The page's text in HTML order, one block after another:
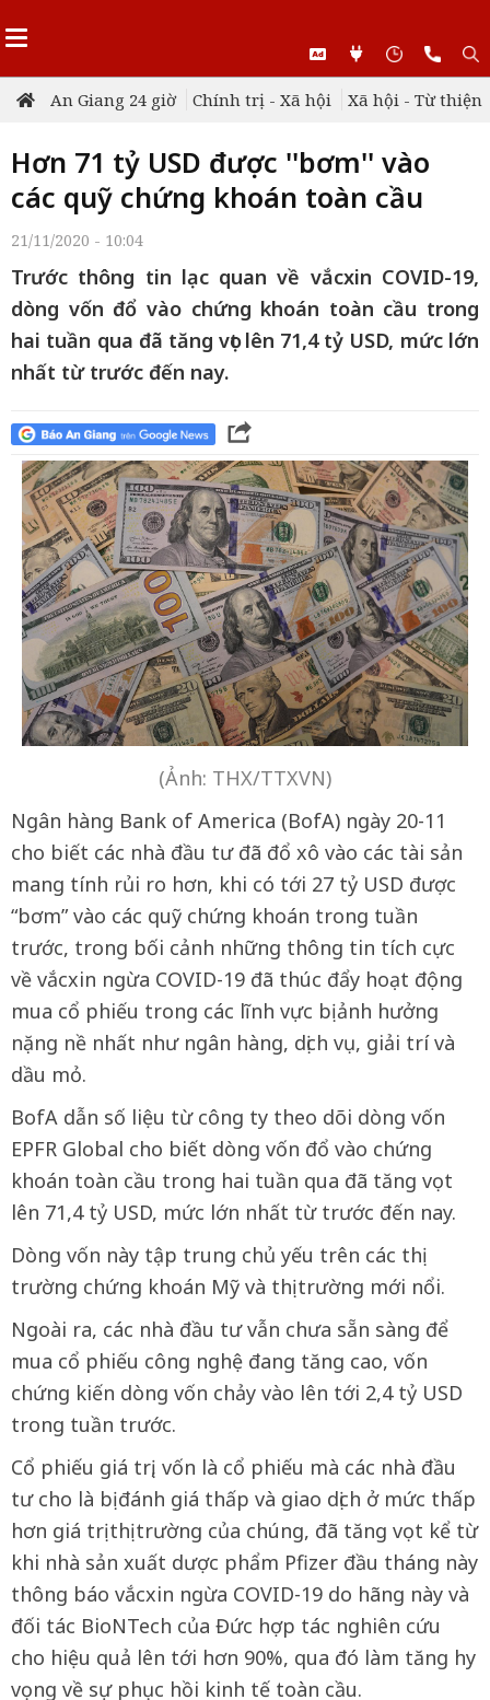
An Giang 24 giờ Chính trị - Xã hội Xã hội - Từ thiện
Hơn 71 tỷ USD được ''bơm'' vào
các quỹ chứng khoán toàn cầu
21/11/2020 - 10:04
Trước thông tin lạc quan về vắcxin COVID-19,
dòng vốn đổ vào chứng khoán toàn cầu trong
hai tuần qua đã tăng vọt lên 71,4 tỷ USD, mức lớn
nhất từ trước đến nay.
(Ảnh: THX/TTXVN)
Ngân hàng Bank of America (BofA) ngày 20-11
cho biết các nhà đầu tư đã đổ xô vào các tài sản
mang tính rủi ro hơn, khi có tới 27 tỷ USD được
“bơm” vào các quỹ chứng khoán trong tuần
trước, trong bối cảnh những thông tin tích cực
về vắcxin ngừa COVID-19 đã thúc đẩy hoạt động
mua cổ phiếu trong các lĩnh vực bị ảnh hưởng
nặng nề nhất như ngân hàng, dịch vụ, giải trí và
dầu mỏ.
BofA dẫn số liệu từ công ty theo dõi dòng vốn
EPFR Global cho biết dòng vốn đổ vào chứng
khoán toàn cầu trong hai tuần qua đã tăng vọt
lên 71,4 tỷ USD, mức lớn nhất từ trước đến nay.
Dòng vốn này tập trung chủ yếu trên các thị
trường chứng khoán Mỹ và thị trường mới nổi.
Ngoài ra, các nhà đầu tư vẫn chưa sẵn sàng để
mua cổ phiếu công nghệ đang tăng cao, vốn
chứng kiến dòng vốn chảy vào lên tới 2,4 tỷ USD
trong tuần trước.
Cổ phiếu giá trị, vốn là cổ phiếu mà các nhà đầu
tư cho là bị đánh giá thấp và giao dịch ở mức thấp
hơn giá trị thị trường của chúng, đã tăng vọt kể từ
khi nhà sản xuất dược phẩm Pfizer đầu tháng này
thông báo vắcxin ngừa COVID-19 do hãng này và
đối tác BioNTech của Đức hợp tác nghiên cứu
cho hiệu quả lên tới hơn 90%, qua đó làm tăng hy
vọng về sự phục hồi kinh tế toàn cầu.